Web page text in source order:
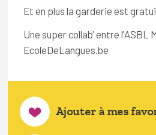
Et en plus la garderie est
Une super collab’ entre l’ASBL
EcoleDeLangues.be
Ajouter à mes